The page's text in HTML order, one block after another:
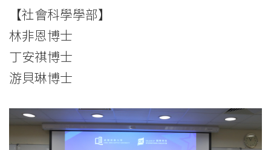
【社會科學學部】
林非恩博士
丁安祺博士
游貝琳博士